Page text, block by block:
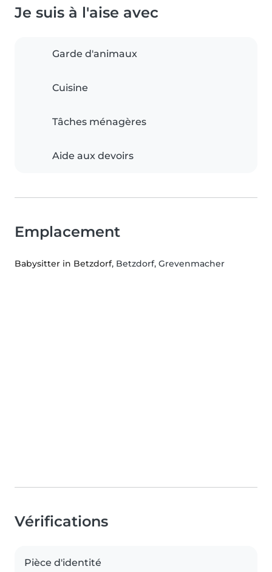
Je suis à l'aise avec
Garde d'animaux
Cuisine
Tâches ménagères
Aide aux devoirs
Emplacement
Babysitter in Betzdorf, Betzdorf, Grevenmacher
Vérifications
Pièce d'identité